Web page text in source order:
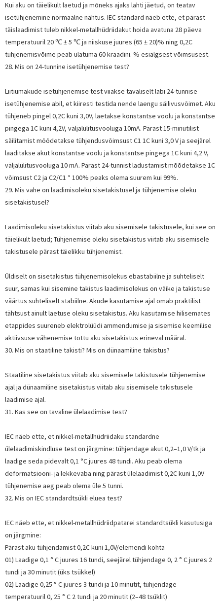
Kui aku on täielikult laetud ja mõneks ajaks lahti jäetud, on teatav
isetühjenemine normaalne nähtus. IEC standard näeb ette, et pärast
täislaadimist tuleb nikkel-metallhüdriidakut hoida avatuna 28 päeva
temperatuuril 20 ℃ ± 5 ℃ ja niiskuse juures (65 ± 20)% ning 0,2C
tühjenemisvõime peab ulatuma 60 kraadini. % esialgsest võimsusest.
28. Mis on 24-tunnine isetühjenemise test?
Liitiumakude isetühjenemise test viiakse tavaliselt läbi 24-tunnise
isetühjenemise abil, et kiiresti testida nende laengu säilivusvõimet. Aku
tühjeneb pingel 0,2C kuni 3,0V, laetakse konstantse voolu ja konstantse
pingega 1C kuni 4,2V, väljalülitusvooluga 10mA. Pärast 15-minutilist
säilitamist mõõdetakse tühjendusvõimsust C1 1C kuni 3,0 V ja seejärel
laaditakse akut konstantse voolu ja konstantse pingega 1C kuni 4,2 V,
väljalülitusvooluga 10 mA. Pärast 24-tunnist ladustamist mõõdetakse 1C
võimsust C2 ja C2/C1 * 100% peaks olema suurem kui 99%.
29. Mis vahe on laadimisoleku sisetakistusel ja tühjenemise oleku
sisetakistusel?
Laadimisoleku sisetakistus viitab aku sisemisele takistusele, kui see on
täielikult laetud; Tühjenemise oleku sisetakistus viitab aku sisemisele
takistusele pärast täielikku tühjenemist.
Üldiselt on sisetakistus tühjenemisolekus ebastabiilne ja suhteliselt
suur, samas kui sisemine takistus laadimisolekus on väike ja takistuse
väärtus suhteliselt stabiilne. Akude kasutamise ajal omab praktilist
tähtsust ainult laetuse oleku sisetakistus. Aku kasutamise hilisemates
etappides suureneb elektrolüüdi ammendumise ja sisemise keemilise
aktiivsuse vähenemise tõttu aku sisetakistus erineval määral.
30. Mis on staatiline takisti? Mis on dünaamiline takistus?
Staatiline sisetakistus viitab aku sisemisele takistusele tühjenemise
ajal ja dünaamiline sisetakistus viitab aku sisemisele takistusele
laadimise ajal.
31. Kas see on tavaline ülelaadimise test?
IEC näeb ette, et nikkel-metallhüdriidaku standardne
ülelaadimiskindluse test on järgmine: tühjendage akut 0,2–1,0 V/tk ja
laadige seda pidevalt 0,1 °C juures 48 tundi. Aku peab olema
deformatsiooni- ja lekkevaba ning pärast ülelaadimist 0,2C kuni 1,0V
tühjenemise aeg peab olema üle 5 tunni.
32. Mis on IEC standardtsükli eluea test?
IEC näeb ette, et nikkel-metallhüdriidpatarei standardtsükli kasutusiga
on järgmine:
Pärast aku tühjendamist 0,2C kuni 1,0V/elemendi kohta
01) Laadige 0,1 ° C juures 16 tundi, seejärel tühjendage 0, 2 ° C juures 2
tundi ja 30 minutit (üks tsükkel)
02) Laadige 0,25 ° C juures 3 tundi ja 10 minutit, tühjendage
temperatuuril 0, 25 ° C 2 tundi ja 20 minutit (2–48 tsüklit)